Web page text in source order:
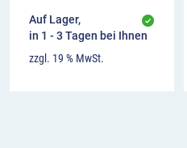
Auf Lager,
in 1 - 3 Tagen bei Ihnen
zzgl. 19 % MwSt.